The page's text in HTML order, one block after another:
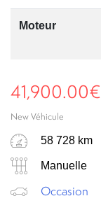
Moteur
41,900.00€
New Véhicule
58 728 km
Manuelle
Occasion